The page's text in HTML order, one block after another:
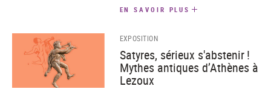
EN SAVOIR PLUS
EXPOSITION
Satyres, sérieux s'abstenir !
Mythes antiques d’Athènes à
Lezoux